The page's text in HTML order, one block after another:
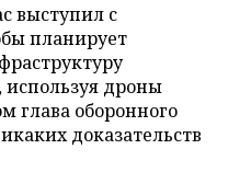
выступил с
планирует
используя дроны
глава оборонного
доказательств